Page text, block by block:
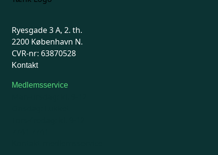
Ryesgade 3 A, 2. th.
2200 København N.
CVR-nr: 63870528
Kontakt
Medlemsservice